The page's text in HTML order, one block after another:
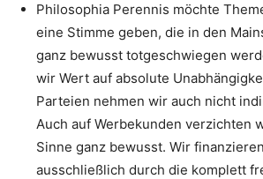
Philosophia Perennis möchte
eine Stimme geben, die in den
ganz bewusst totgeschwiegen
wir Wert auf absolute
Parteien nehmen wir auch nicht
Auch auf Werbekunden verzichten
Sinne ganz bewusst. Wir
ausschließlich durch die komplett